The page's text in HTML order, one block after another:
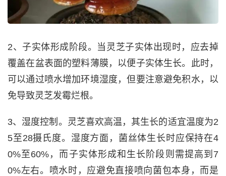
2、子实体形成阶段。当灵芝子实体出现时，应去掉
覆盖在盆表面的塑料薄膜，以便子实体生长。此时，
可以通过喷水增加环境湿度，但要注意避免积水，以
免导致灵芝发霉烂根。
3、湿度控制。灵芝喜欢高温，其生长的适宜温度为2
5至28摄氏度。湿度方面，菌丝体生长时应保持在4
0%至60%，而子实体形成和生长阶段则需提高到7
0%左右。喷水时，应避免直接喷向菌包本身，而是